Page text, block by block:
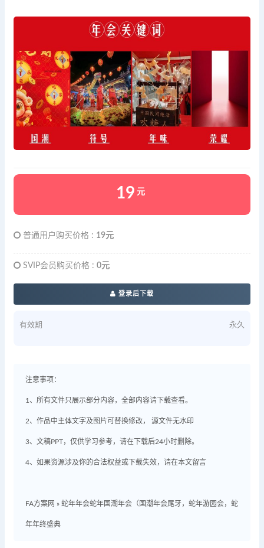
19 元
普通用户购买价格 : 19元
SVIP会员购买价格 : 0元
登录后下载
有效期 永久
注意事项：
1、所有文件只展示部分内容，全部内容请下载查看。
2、作品中主体文字及图片可替换修改， 源文件无水印
3、文稿PPT，仅供学习参考，请在下载后24小时删除。
4、如果资源涉及你的合法权益或下载失效，请在本文留言
FA方案网 » 蛇年年会蛇年国潮年会（国潮年会尾牙，蛇年游园会，蛇
年年终盛典